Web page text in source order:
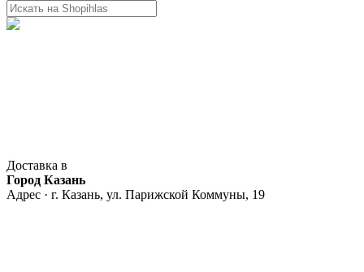
Доставка в
Город Казань
Адрес · г. Казань, ул. Парижской Коммуны, 19